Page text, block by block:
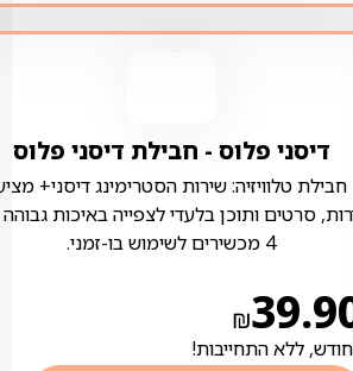
דיסני פלוס ‏- ‏חבילת דיסני פלוס
חבילת טלוויזיה: שירות הסטרימינג דיסני+
סרטים ותוכן בלעדי לצפייה באיכות
4 מכשירים לשימוש בו-זמני.
₪
ללא התחייבות!